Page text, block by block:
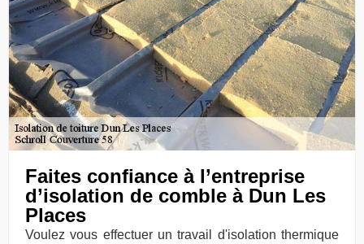
Faites confiance à l’entreprise
d’isolation de comble à Dun Les
Places
Voulez vous effectuer un travail d'isolation thermique